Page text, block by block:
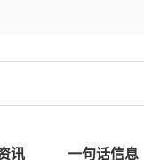
讯 一句话信息